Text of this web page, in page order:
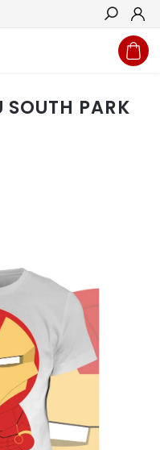
Hľadať
SOUTH PARK